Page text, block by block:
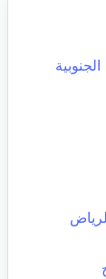
الجنوبية